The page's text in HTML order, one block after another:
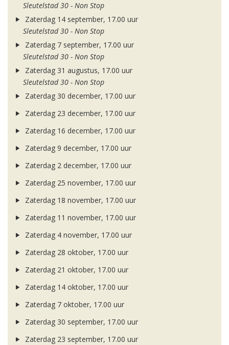
Sleutelstad 30 - Non Stop
Zaterdag 14 september, 17.00 uur
Sleutelstad 30 - Non Stop
Zaterdag 7 september, 17.00 uur
Sleutelstad 30 - Non Stop
Zaterdag 31 augustus, 17.00 uur
Sleutelstad 30 - Non Stop
Zaterdag 30 december, 17.00 uur
Zaterdag 23 december, 17.00 uur
Zaterdag 16 december, 17.00 uur
Zaterdag 9 december, 17.00 uur
Zaterdag 2 december, 17.00 uur
Zaterdag 25 november, 17.00 uur
Zaterdag 18 november, 17.00 uur
Zaterdag 11 november, 17.00 uur
Zaterdag 4 november, 17.00 uur
Zaterdag 28 oktober, 17.00 uur
Zaterdag 21 oktober, 17.00 uur
Zaterdag 14 oktober, 17.00 uur
Zaterdag 7 oktober, 17.00 uur
Zaterdag 30 september, 17.00 uur
Zaterdag 23 september, 17.00 uur